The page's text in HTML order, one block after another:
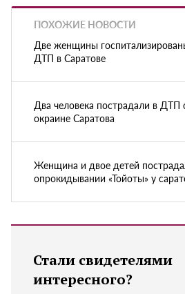
ПОХОЖИЕ НОВОСТИ
Две женщины
ДТП в Саратове
Два человека пострадали в ДТП
окраине Саратова
Женщина и двое детей
опрокидывании «Тойоты» у
Стали свидетелями
интересного?